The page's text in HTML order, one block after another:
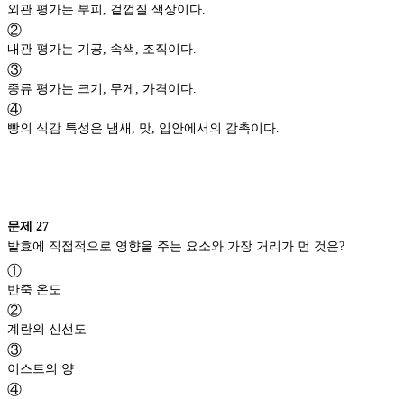
외관 평가는 부피, 겉껍질 색상이다.
②
내관 평가는 기공, 속색, 조직이다.
③
종류 평가는 크기, 무게, 가격이다.
④
빵의 식감 특성은 냄새, 맛, 입안에서의 감촉이다.
문제 27
발효에 직접적으로 영향을 주는 요소와 가장 거리가 먼 것은?
①
반죽 온도
②
계란의 신선도
③
이스트의 양
④